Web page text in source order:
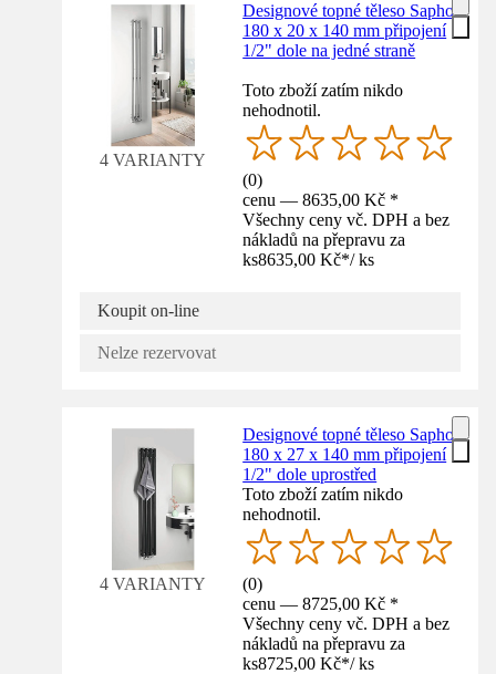
4 VARIANTY
Designové topné těleso Sapho
180 x 20 x 140 mm připojení
1/2" dole na jedné straně
Toto zboží zatím nikdo
nehodnotil.
(0)
cenu — 8635,00 Kč *
Všechny ceny vč. DPH a bez
nákladů na přepravu za
ks8635,00 Kč*/ ks
Koupit on-line
Nelze rezervovat
4 VARIANTY
Designové topné těleso Sapho
180 x 27 x 140 mm připojení
1/2" dole uprostřed
Toto zboží zatím nikdo
nehodnotil.
(0)
cenu — 8725,00 Kč *
Všechny ceny vč. DPH a bez
nákladů na přepravu za
ks8725,00 Kč*/ ks